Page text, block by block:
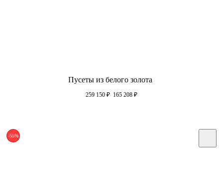
Пусеты из белого золота
259 150 ₽ 165 208 ₽
-55%